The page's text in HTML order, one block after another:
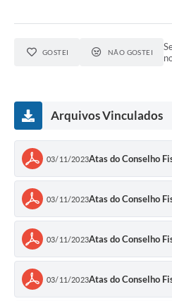
GOSTEI NÃO GOSTEI
Arquivos Vinculados
03/11/2023Atas do Conselho
03/11/2023Atas do Conselho
03/11/2023Atas do Conselho
03/11/2023Atas do Conselho